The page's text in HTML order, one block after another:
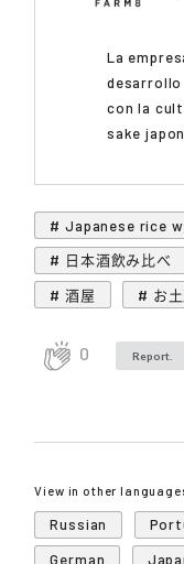
La
con la
sake
# Japanese rice
# 日本酒飲み比べ
# 酒屋
# お
0 Report.
View in other
Russian
German